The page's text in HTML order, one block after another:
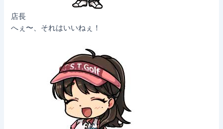
店長
へぇ〜、それはいいねぇ！